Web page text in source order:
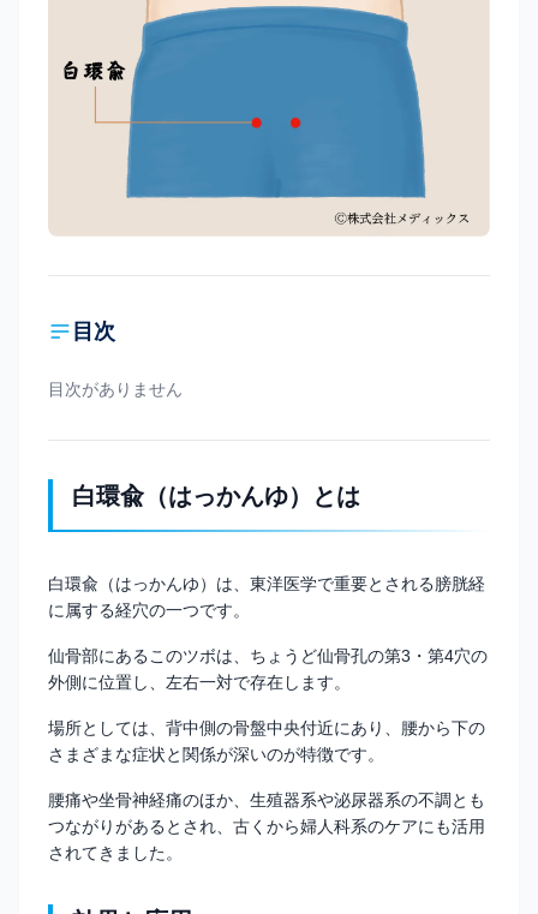
目次
目次がありません
白環兪（はっかんゆ）とは
白環兪（はっかんゆ）は、東洋医学で重要とされる膀胱経
に属する経穴の一つです。
仙骨部にあるこのツボは、ちょうど仙骨孔の第3・第4穴の
外側に位置し、左右一対で存在します。
場所としては、背中側の骨盤中央付近にあり、腰から下の
さまざまな症状と関係が深いのが特徴です。
腰痛や坐骨神経痛のほか、生殖器系や泌尿器系の不調とも
つながりがあるとされ、古くから婦人科系のケアにも活用
されてきました。